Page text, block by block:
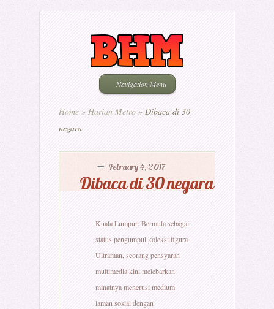
Navigation Menu
Home » Harian Metro » Dibaca di 30
negara
February 4, 2017
Dibaca di 30 negara
Kuala Lumpur: Bermula sebagai
status pengumpul koleksi figura
Ultraman, seorang pensyarah
multimedia kini melebarkan
minatnya menerusi medium
laman sosial dengan